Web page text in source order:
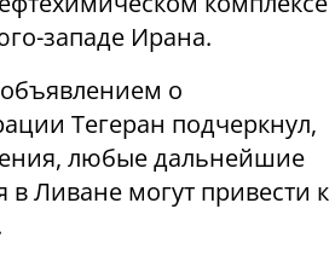
западе Ирана.
о
Тегеран подчеркнул,
любые дальнейшие
в Ливане могут привести к